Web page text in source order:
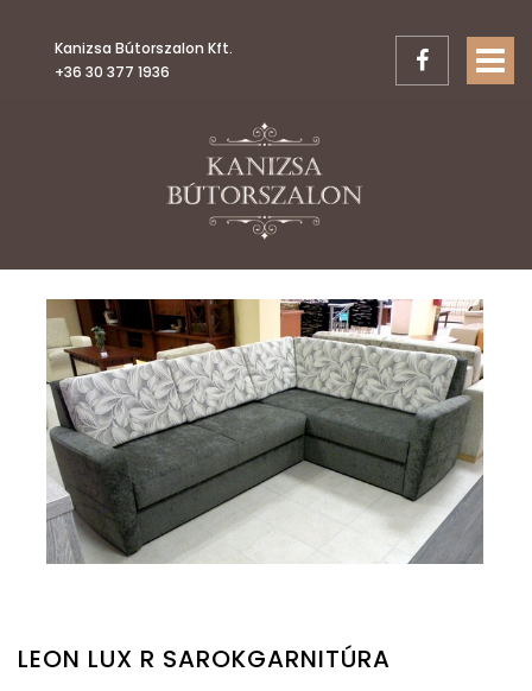
Kanizsa Bútorszalon Kft.
+36 30 377 1936
LEON LUX R SAROKGARNITÚRA